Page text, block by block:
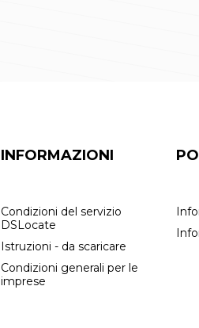
INFORMAZIONI
Condizioni del servizio
DSLocate
Istruzioni - da scaricare
Condizioni generali per le
imprese